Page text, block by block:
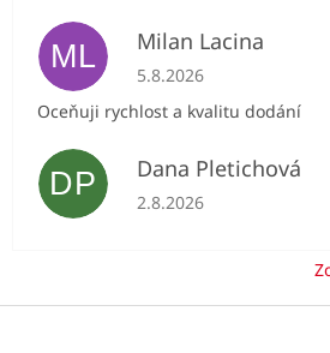
ML Milan Lacina
Hodnocení obchodu je 5
5.8.2026
Oceňuji rychlost a kvalitu dodání
DP Dana Pletichová
Hodnocení obchodu je 5
2.8.2026
Z